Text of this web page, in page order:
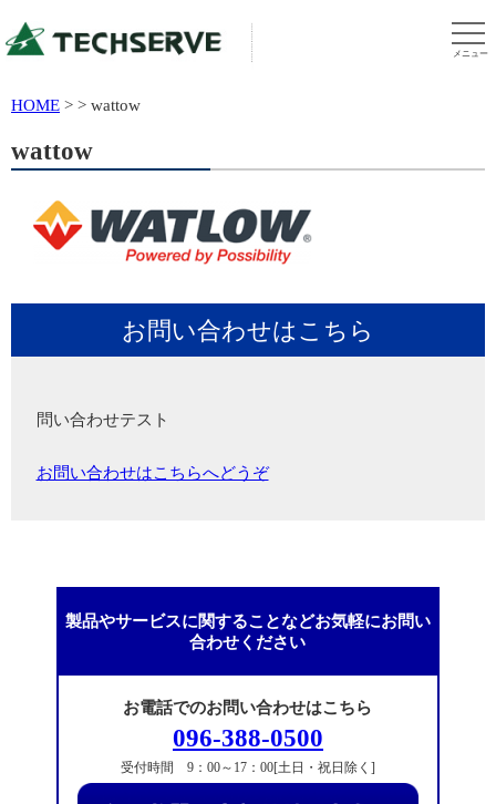
メニュー
HOME > > wattow
wattow
お問い合わせはこちら
問い合わせテスト
お問い合わせはこちらへどうぞ
製品やサービスに関することなどお気軽にお問い
合わせください
お電話でのお問い合わせはこちら
096-388-0500
受付時間 9：00～17：00[土日・祝日除く]